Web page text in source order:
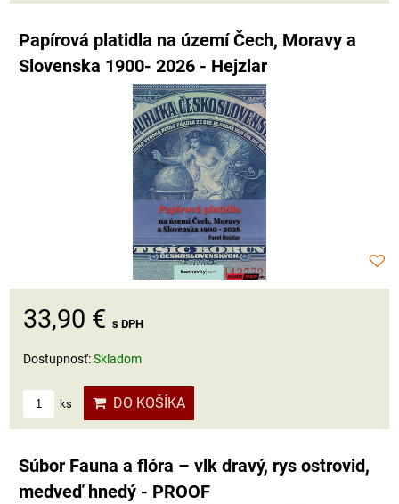
Papírová platidla na území Čech, Moravy a
Slovenska 1900- 2026 - Hejzlar
33,90 € s DPH
Dostupnosť:Skladom
ks DO KOŠÍKA
Súbor Fauna a flóra – vlk dravý, rys ostrovid,
medveď hnedý - PROOF